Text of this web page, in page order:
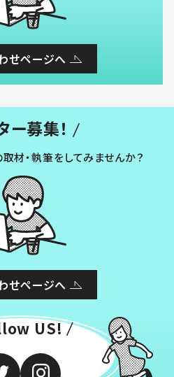
せページへ
ー募集！
材・執筆をしてみませんか？
せページへ
US!